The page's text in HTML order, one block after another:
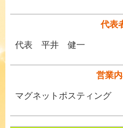
代表
代表 平井 健一
営業
マグネットポスティング